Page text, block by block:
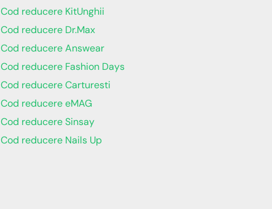
Cod reducere KitUnghii
Cod reducere Dr.Max
Cod reducere Answear
Cod reducere Fashion Days
Cod reducere Carturesti
Cod reducere eMAG
Cod reducere Sinsay
Cod reducere Nails Up